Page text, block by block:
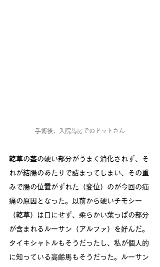
手術後、入院馬房でのドットさん
乾草の茎の硬い部分がうまく消化されず、そ
れが結腸のあたりで詰まってしまい、その重
みで腸の位置がずれた（変位）のが今回の疝
痛の原因となった。以前から硬いチモシー
（乾草）は口にせず、柔らかい葉っぱの部分
が含まれるルーサン（アルファ）を好んだ。
タイキシャトルもそうだったし、私が個人的
に知っている高齢馬もそうだった。ルーサン